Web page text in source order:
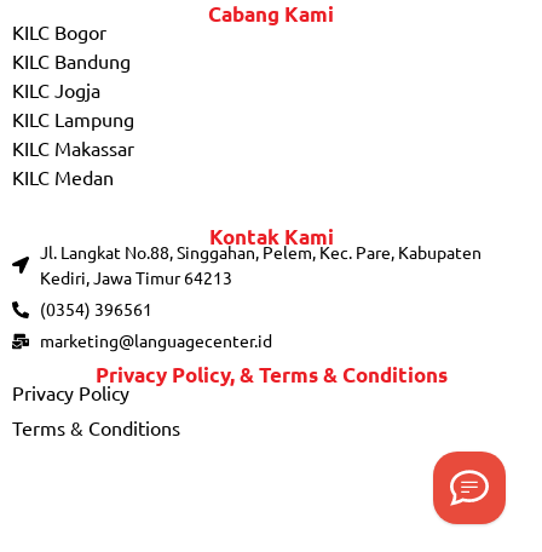
Cabang Kami
KILC Bogor
KILC Bandung
KILC Jogja
KILC Lampung
KILC Makassar
KILC Medan
Kontak Kami
Jl. Langkat No.88, Singgahan, Pelem, Kec. Pare, Kabupaten
Kediri, Jawa Timur 64213
(0354) 396561
marketing@languagecenter.id
Privacy Policy, & Terms & Conditions
Privacy Policy
Terms & Conditions